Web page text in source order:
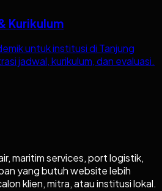
Kurikulum
untuk institusi di Tanjung
jadwal, kurikulum, dan evaluasi.
maritim services, port logistik,
yang butuh website lebih
klien, mitra, atau institusi lokal.